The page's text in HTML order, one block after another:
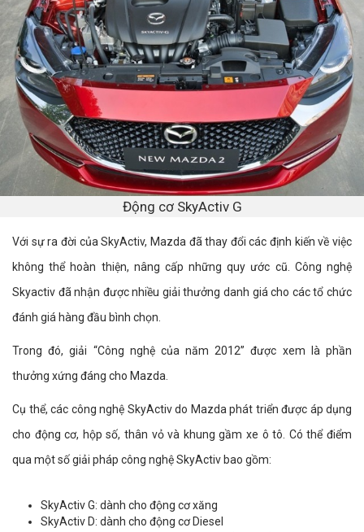
Động cơ SkyActiv G
Với sự ra đời của SkyActiv, Mazda đã thay đổi các định kiến về việc
không thể hoàn thiện, nâng cấp những quy ước cũ. Công nghệ
Skyactiv đã nhận được nhiều giải thưởng danh giá cho các tổ chức
đánh giá hàng đầu bình chọn.
Trong đó, giải “Công nghệ của năm 2012” được xem là phần
thưởng xứng đáng cho Mazda.
Cụ thể, các công nghệ SkyActiv do Mazda phát triển được áp dụng
cho động cơ, hộp số, thân vỏ và khung gầm xe ô tô. Có thể điểm
qua một số giải pháp công nghệ SkyActiv bao gồm:
SkyActiv G: dành cho động cơ xăng
SkyActiv D: dành cho động cơ Diesel